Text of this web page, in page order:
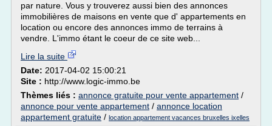
par nature. Vous y trouverez aussi bien des annonces
immobilières de maisons en vente que d' appartements en
location ou encore des annonces immo de terrains à
vendre. L'immo étant le coeur de ce site web...
Lire la suite
Date: 2017-04-02 15:00:21
Site : http://www.logic-immo.be
Thèmes liés : annonce gratuite pour vente appartement /
annonce pour vente appartement / annonce location
appartement gratuite / location appartement vacances bruxelles ixelles